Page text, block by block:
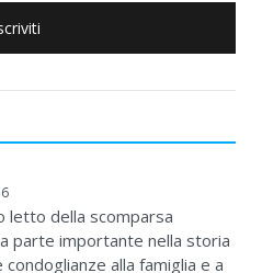
letto della scomparsa
parte importante nella storia
alla famiglia e a